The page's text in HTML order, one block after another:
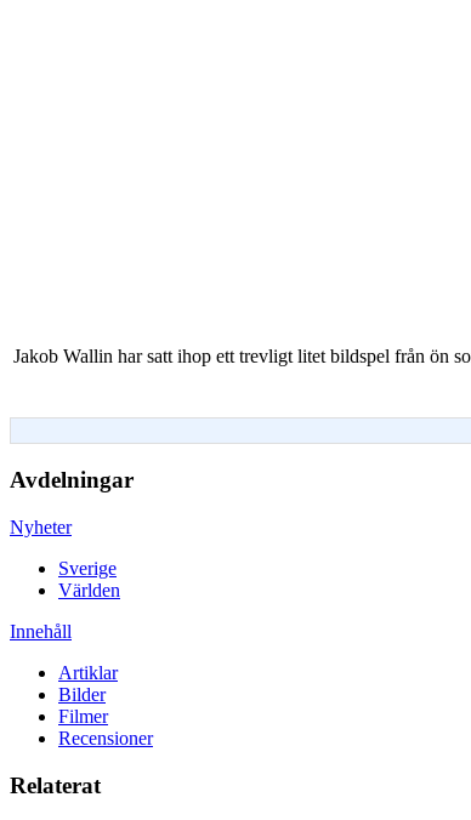
Jakob Wallin har satt ihop ett trevligt litet bildspel från ön
Avdelningar
Nyheter
Sverige
Världen
Innehåll
Artiklar
Bilder
Filmer
Recensioner
Relaterat